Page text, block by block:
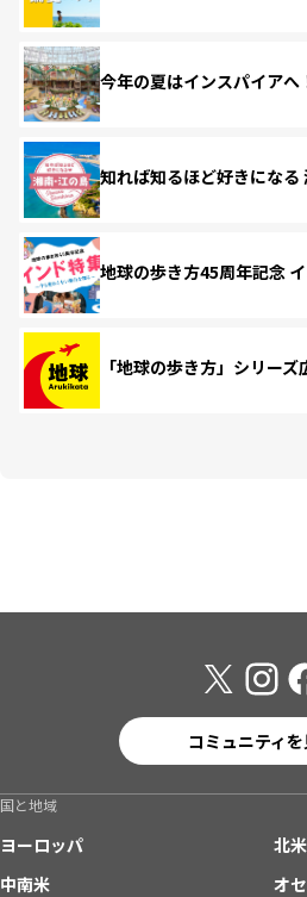
今年の夏はインスパイアへ
知れば知るほど好きになる
地球の歩き方45周年記念
「地球の歩き方」シリー
コミュニティ
国と地域
ヨーロッパ
北米
中南米
オ